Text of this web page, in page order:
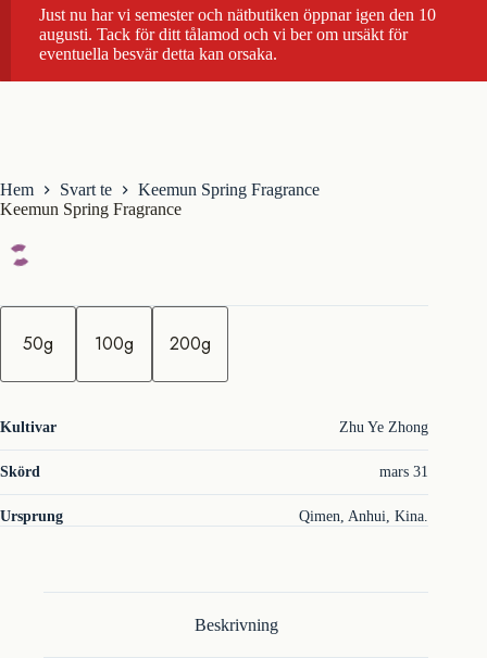
Just nu har vi semester och nätbutiken öppnar igen den 10
augusti. Tack för ditt tålamod och vi ber om ursäkt för
eventuella besvär detta kan orsaka.
Hem Svart te
Keemun Spring Fragrance
Keemun Spring Fragrance
m
d
50g 100g 200g
Kultivar Zhu Ye Zhong
Skörd mars 31
Ursprung Qimen, Anhui, Kina.
Beskrivning